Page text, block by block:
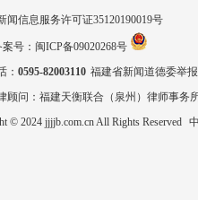
闻信息服务许可证35120190019号
案号：闽ICP备09020268号
：0595-82003110 福建省新闻道德委举
顾问：福建天衡联合（泉州）律师事务
© 2024 jjjjb.com.cn All Rights Reserved